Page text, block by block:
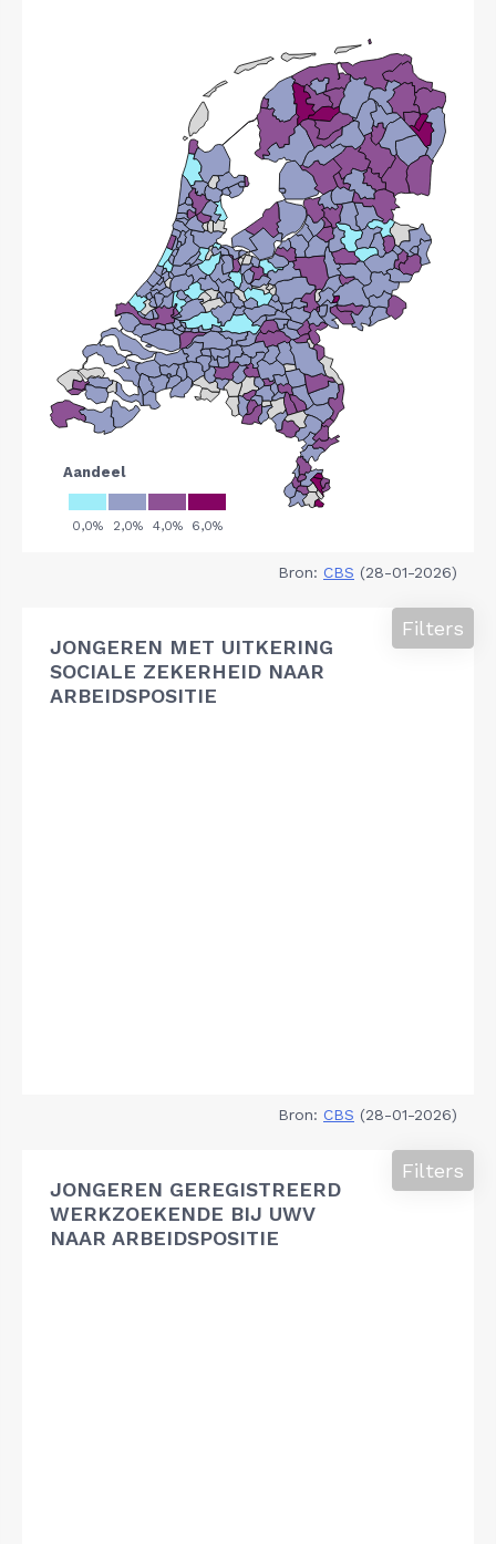
Bron: CBS (28-01-2026)
JONGEREN MET UITKERING
SOCIALE ZEKERHEID NAAR
ARBEIDSPOSITIE
Filters
Bron: CBS (28-01-2026)
JONGEREN GEREGISTREERD
WERKZOEKENDE BIJ UWV
NAAR ARBEIDSPOSITIE
Filters